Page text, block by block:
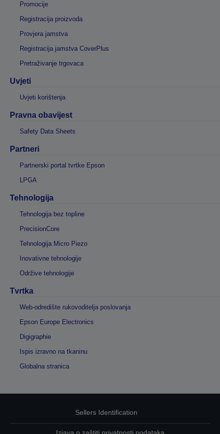
Promocije
Registracija proizvoda
Provjera jamstva
Registracija jamstva CoverPlus
Pretraživanje trgovaca
Uvjeti
Uvjeti korištenja
Pravna obavijest
Safety Data Sheets
Partneri
Partnerski portal tvrtke Epson
LPGA
Tehnologija
Tehnologija bez topline
PrecisionCore
Tehnologija Micro Piezo
Inovativne tehnologije
Održive tehnologije
Tvrtka
Web-odredište rukovoditelja poslovanja
Epson Europe Electronics
Digigraphie
Ispis izravno na tkaninu
Globalna stranica
Sellers Identification